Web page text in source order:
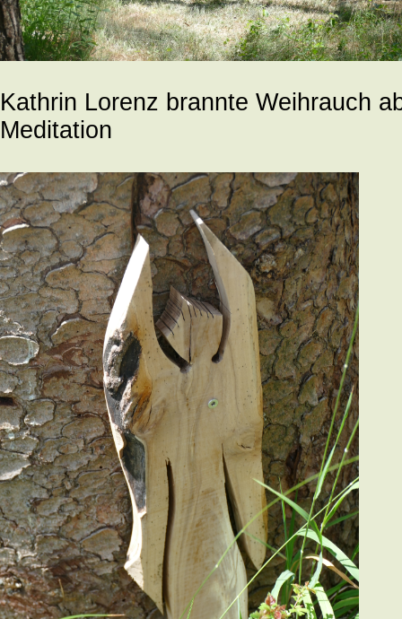
Kathrin Lorenz brannte Weihrauch
Meditation